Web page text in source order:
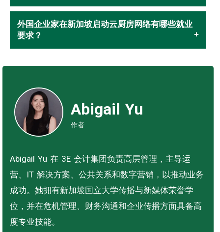
外国企业家在新加坡启动云厨房网络有哪些就业
要求？
Abigail Yu
作者
Abigail Yu 在 3E 会计集团负责高层管理，主导运
营、IT 解决方案、公共关系和数字营销，以推动业务
成功。她拥有新加坡国立大学传播与新媒体荣誉学
位，并在危机管理、财务沟通和企业传播方面具备高
度专业技能。